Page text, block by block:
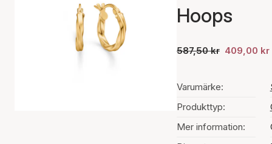
Hoops
587,50 kr 409,00 kr
Varumärke:
Produkttyp:
Mer information: